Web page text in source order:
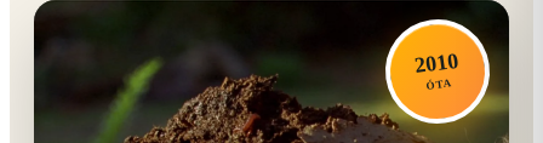
2010
ÓTA